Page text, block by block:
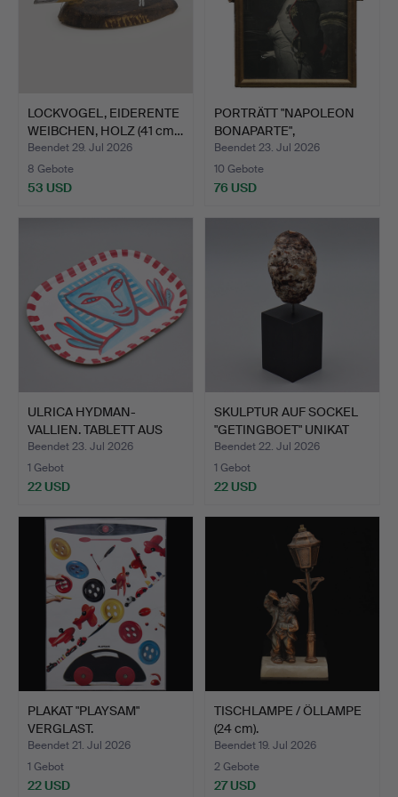
LOCKVOGEL, EIDERENTE
WEIBCHEN, HOLZ (41 cm…
Beendet 29. Jul 2026
8 Gebote
53 USD
PORTRÄTT "NAPOLEON
BONAPARTE",
KUNSTDRUCK,…
Beendet 23. Jul 2026
10 Gebote
76 USD
ULRICA HYDMAN-
VALLIEN. TABLETT AUS
BIRKENH…
Beendet 23. Jul 2026
1 Gebot
22 USD
SKULPTUR AUF SOCKEL
"GETINGBOET" UNIKAT
20…
Beendet 22. Jul 2026
1 Gebot
22 USD
PLAKAT "PLAYSAM"
VERGLAST.
Beendet 21. Jul 2026
1 Gebot
22 USD
TISCHLAMPE / ÖLLAMPE
(24 cm).
Beendet 19. Jul 2026
2 Gebote
27 USD